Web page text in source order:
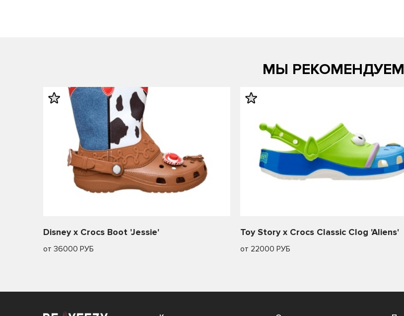
МЫ РЕКОМЕНДУЕМ
Disney x Crocs Boot 'Jessie'
от 36000 РУБ
Toy Story x Crocs Classic Clog 'Aliens'
от 22000 РУБ